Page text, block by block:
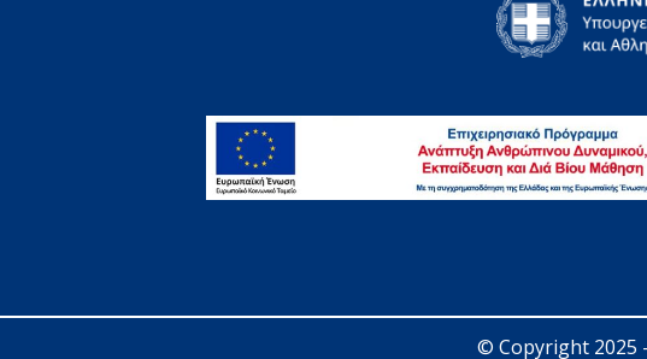
© Copyright 2025